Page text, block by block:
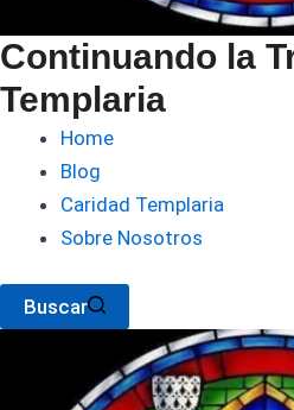
Continuando la
Templaria
Home
Blog
Caridad Templaria
Sobre Nosotros
Buscar